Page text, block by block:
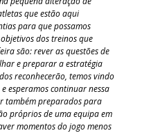
que estão aqui
para que possamos
dos treinos que
são: rever as questões de
e preparar a estratégia
reconhecerão, temos vindo
esperamos continuar nessa
também preparados para
próprios de uma equipa em
momentos do jogo menos